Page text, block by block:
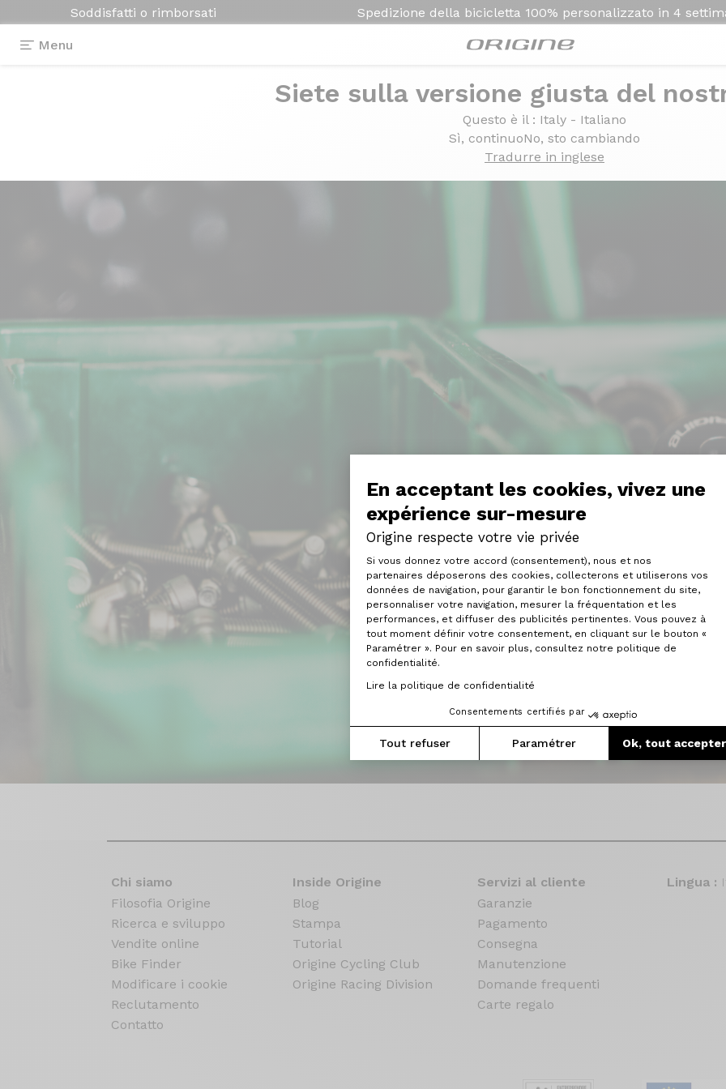
En acceptant les cookies, vivez une
expérience sur-mesure
Origine respecte votre vie privée
Plateforme de Gestion du
Si vous donnez votre accord (consentement), nous et nos
partenaires déposerons des cookies, collecterons et utiliserons vos
données de navigation, pour garantir le bon fonctionnement du site,
personnaliser votre navigation, mesurer la fréquentation et les
performances, et diffuser des publicités pertinentes. Vous pouvez à
tout moment définir votre consentement, en cliquant sur le bouton «
Paramétrer ». Pour en savoir plus, consultez notre politique de
confidentialité.
Lire la politique de confidentialité
Consentements certifiés par
Tout refuser Paramétrer Ok, tout accepter
Axeptio consent
Soddisfatti o rimborsati Spedizione della bicicletta 100% personalizzato in 4
Menu
Siete sulla versione giusta del
Questo è il : Italy - Italiano
Sì, continuoNo, sto cambiando
Tradurre in inglese
> Capot de compression Origine
compression Origine
Chi siamo
Filosofia Origine
Ricerca e sviluppo
Vendite online
Bike Finder
Modificare i cookie
Reclutamento
Contatto
Inside Origine
Blog
Stampa
Tutorial
Origine Cycling Club
Origine Racing Division
Servizi al cliente
Garanzie
Pagamento
Consegna
Manutenzione
Domande frequenti
Carte regalo
Lingua :